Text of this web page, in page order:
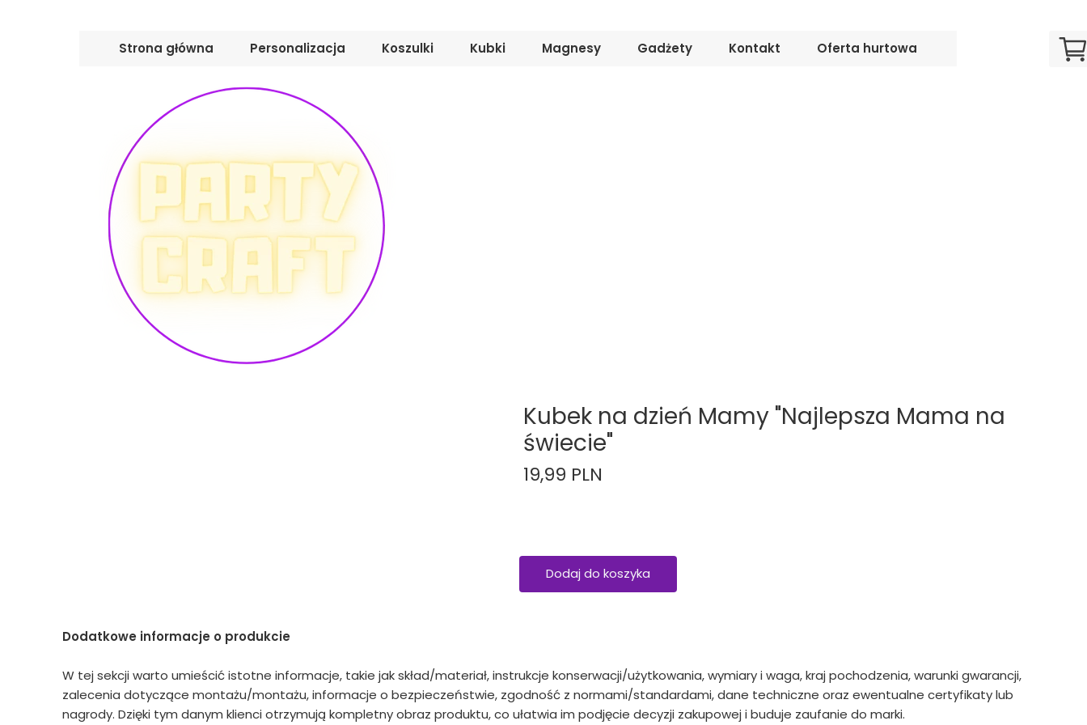
Strona główna Personalizacja Koszulki Kubki Magnesy Gadżety Kontakt Oferta hurtowa
Dodaj do koszyka
19,99 PLN
Kubek na dzień Mamy "Najlepsza Mama na
świecie"
Dodatkowe informacje o produkcie
W tej sekcji warto umieścić istotne informacje, takie jak skład/materiał, instrukcje konserwacji/użytkowania, wymiary i waga, kraj pochodzenia, warunki gwarancji,
zalecenia dotyczące montażu/montażu, informacje o bezpieczeństwie, zgodność z normami/standardami, dane techniczne oraz ewentualne certyfikaty lub
nagrody. Dzięki tym danym klienci otrzymują kompletny obraz produktu, co ułatwia im podjęcie decyzji zakupowej i buduje zaufanie do marki.